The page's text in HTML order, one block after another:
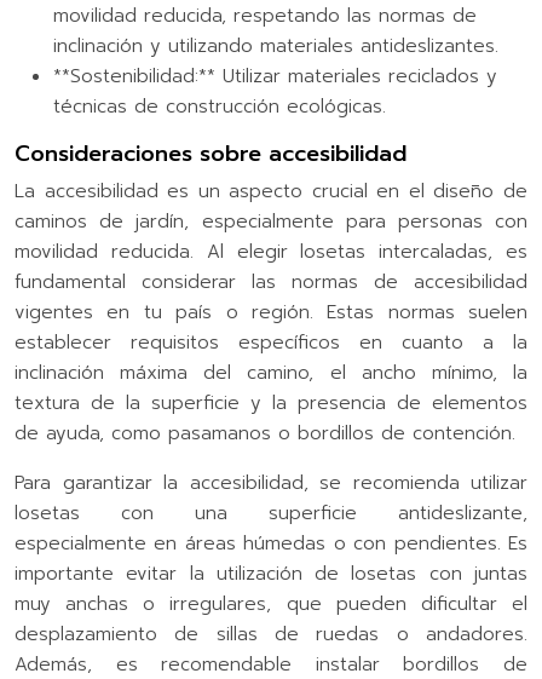
movilidad reducida, respetando las normas de
inclinación y utilizando materiales antideslizantes.
**Sostenibilidad:** Utilizar materiales reciclados y
técnicas de construcción ecológicas.
Consideraciones sobre accesibilidad
La accesibilidad es un aspecto crucial en el diseño de
caminos de jardín, especialmente para personas con
movilidad reducida. Al elegir losetas intercaladas, es
fundamental considerar las normas de accesibilidad
vigentes en tu país o región. Estas normas suelen
establecer requisitos específicos en cuanto a la
inclinación máxima del camino, el ancho mínimo, la
textura de la superficie y la presencia de elementos
de ayuda, como pasamanos o bordillos de contención.
Para garantizar la accesibilidad, se recomienda utilizar
losetas con una superficie antideslizante,
especialmente en áreas húmedas o con pendientes. Es
importante evitar la utilización de losetas con juntas
muy anchas o irregulares, que pueden dificultar el
desplazamiento de sillas de ruedas o andadores.
Además, es recomendable instalar bordillos de